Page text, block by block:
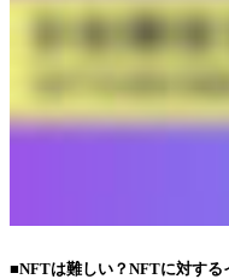
■NFTは難しい？NFTに対する